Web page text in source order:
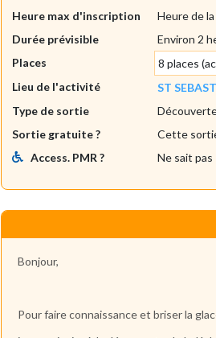
Heure max d'inscription
Heure de
Durée prévisible
Environ 2
Places
8 places
Lieu de l'activité
ST
Type de sortie
Sortie gratuite ?
Cette
Access. PMR ?
Ne sait pas
Bonjour,
Pour faire connaissance et briser la